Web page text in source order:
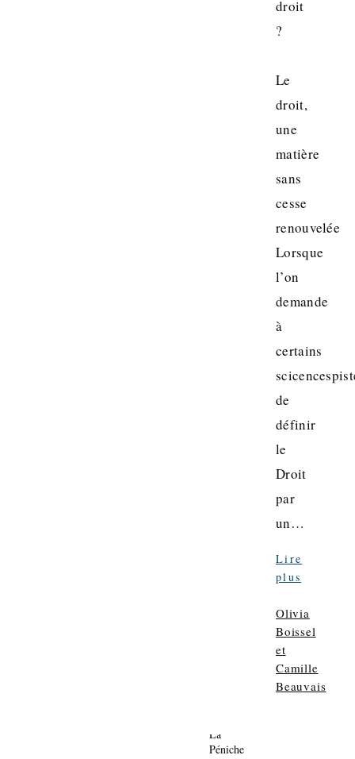
droit
?
Le
droit,
une
matière
sans
cesse
renouvelée
Lorsque
l’on
demande
à
certains
de
définir
le
Droit
par
un…
Lire
plus
Olivia
Boissel
et
Camille
Beauvais
La
Péniche